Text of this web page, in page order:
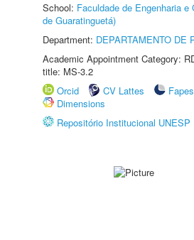
School: Faculdade de Engenharia e
de Guaratinguetá)
Department: DEPARTAMENTO DE
Academic Appointment Category:
title: MS-3.2
Orcid
CV Lattes
Dimensions
Repositório Institucional UNESP